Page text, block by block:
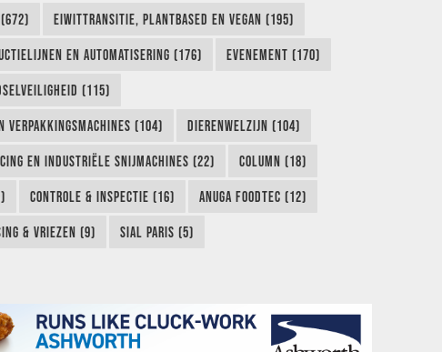
(672) EIWITTRANSITIE, PLANTBASED EN VEGAN (195)
EN AUTOMATISERING (176) EVENEMENT (170)
(115)
VERPAKKINGSMACHINES (104) DIERENWELZIJN (104)
EN INDUSTRIËLE SNIJMACHINES (22) COLUMN (18)
CONTROLE & INSPECTIE (16) ANUGA FOODTEC (12)
& VRIEZEN (9) SIAL PARIS (5)